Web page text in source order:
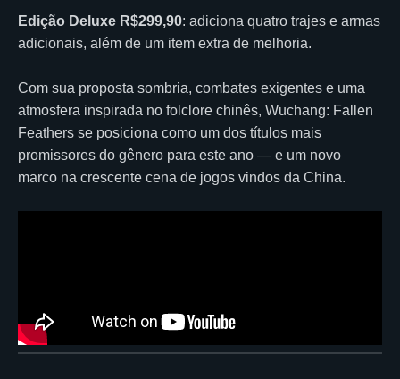
Edição Deluxe R$299,90: adiciona quatro trajes e armas
adicionais, além de um item extra de melhoria.
Com sua proposta sombria, combates exigentes e uma
atmosfera inspirada no folclore chinês, Wuchang: Fallen
Feathers se posiciona como um dos títulos mais
promissores do gênero para este ano — e um novo
marco na crescente cena de jogos vindos da China.